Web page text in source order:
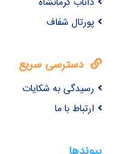
پورتال شفاف
دسترسی سریع
رسیدگی به شکایات
ارتباط با ما